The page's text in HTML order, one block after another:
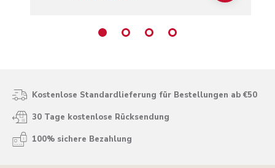
Kostenlose Standardlieferung für Bestellungen ab €50
30 Tage kostenlose Rücksendung
100% sichere Bezahlung